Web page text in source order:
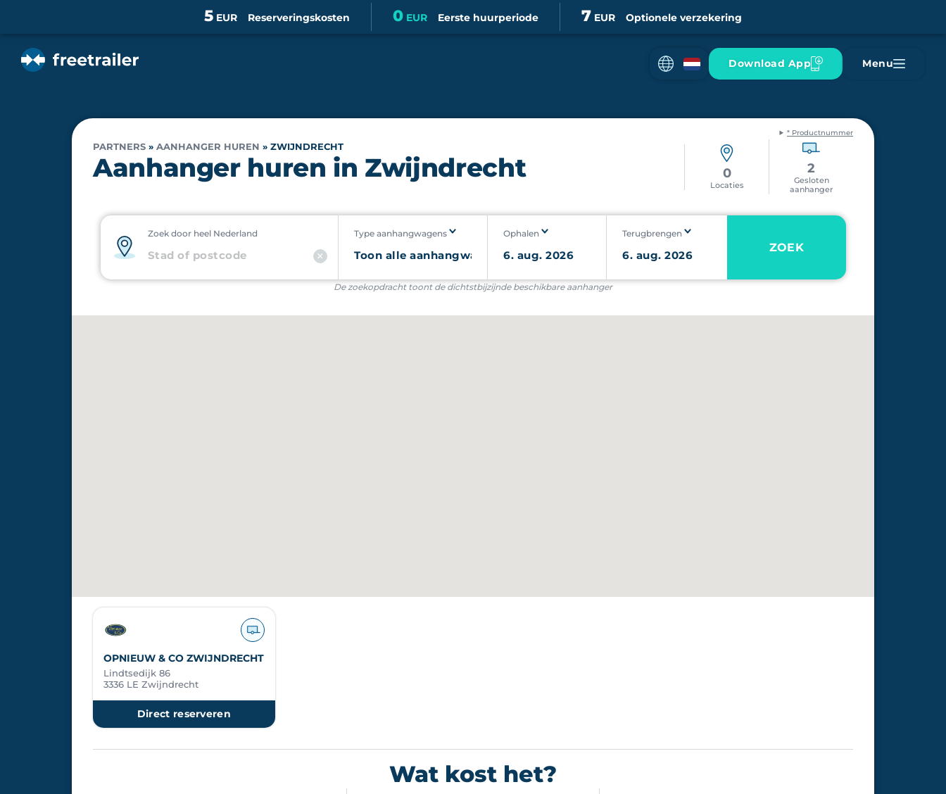
Reserveringskosten
5 EUR Eerste huurperiode
0 EUR Optionele verzekering
7 EUR
Download App Menu
* Productnummer
PARTNERS » AANHANGER HUREN » ZWIJNDRECHT
Aanhanger huren in Zwijndrecht 0
Locaties
2
Gesloten
aanhanger
Zoek door heel Nederland Type aanhangwagens Ophalen Terugbrengen
ZOEK
De zoekopdracht toont de dichtstbijzijnde beschikbare aanhanger
OPNIEUW & CO ZWIJNDRECHT
Lindtsedijk 86
3336 LE Zwijndrecht
Direct reserveren
Wat kost het?